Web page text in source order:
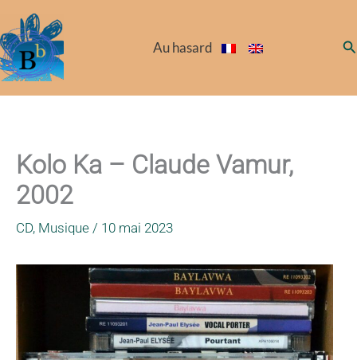
au
contenu
Au hasard
Kolo Ka – Claude Vamur,
2002
CD, Musique / 10 mai 2023